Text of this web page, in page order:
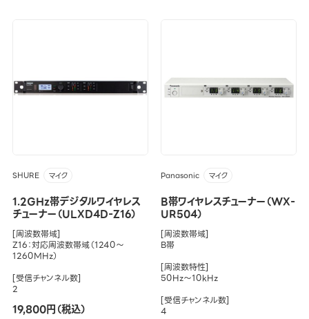
SHURE マイク
1.2GHz帯デジタルワイヤレス
チューナー（ULXD4D-Z16）
[周波数帯域]
Z16：対応周波数帯域（1240～
1260MHz）
[受信チャンネル数]
2
19,800円（税込）
Panasonic マイク
B帯ワイヤレスチューナー（WX-
UR504）
[周波数帯域]
B帯
[周波数特性]
50Hz～10kHz
[受信チャンネル数]
4